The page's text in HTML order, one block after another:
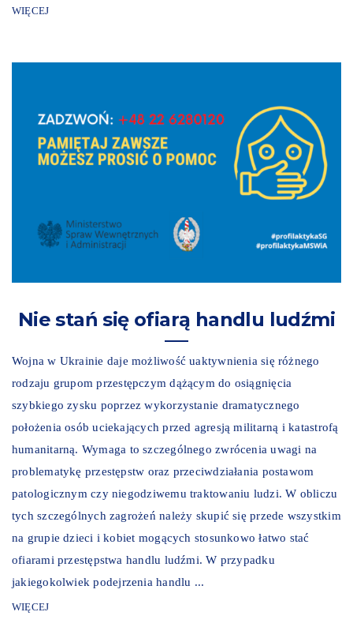
WIĘCEJ
Nie stań się ofiarą handlu ludźmi
Wojna w Ukrainie daje możliwość uaktywnienia się różnego
rodzaju grupom przestępczym dążącym do osiągnięcia
szybkiego zysku poprzez wykorzystanie dramatycznego
położenia osób uciekających przed agresją militarną i katastrofą
humanitarną. Wymaga to szczególnego zwrócenia uwagi na
problematykę przestępstw oraz przeciwdziałania postawom
patologicznym czy niegodziwemu traktowaniu ludzi. W obliczu
tych szczególnych zagrożeń należy skupić się przede wszystkim
na grupie dzieci i kobiet mogących stosunkowo łatwo stać
ofiarami przestępstwa handlu ludźmi. W przypadku
jakiegokolwiek podejrzenia handlu ...
WIĘCEJ